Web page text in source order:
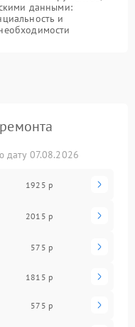
данными:
и
дату 07.08.2026
1925 р
2015 р
575 р
1815 р
575 р